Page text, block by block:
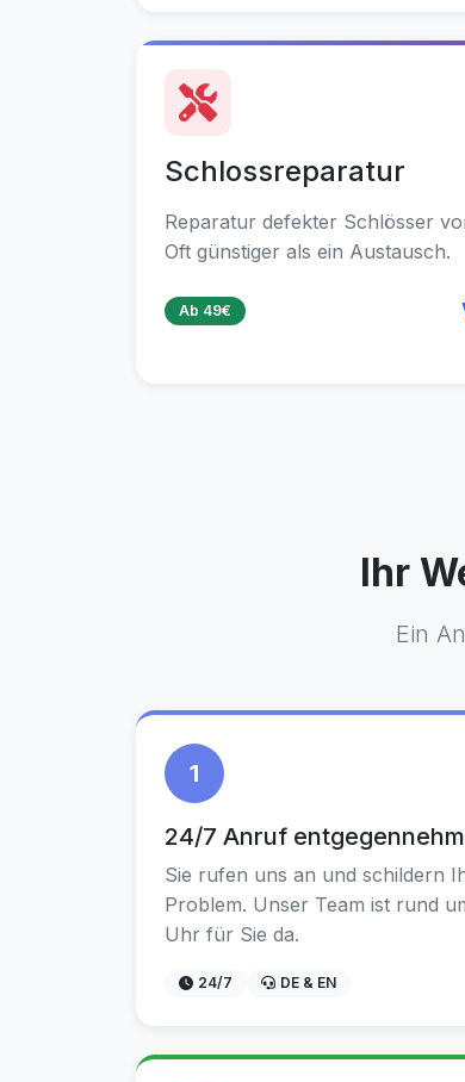
Schlossreparatur
Reparatur defekter Schlösser
Oft günstiger als ein Austausch.
Ab 49€
Ihr
Ein
1
24/7 Anruf
Sie rufen uns an und schildern
Problem. Unser Team ist rund
Uhr für Sie da.
24/7 DE & EN